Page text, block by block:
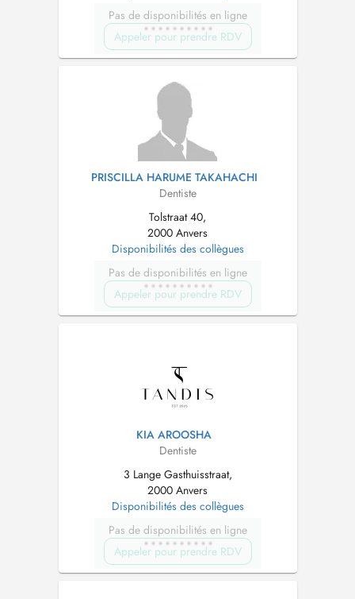
Pas de disponibilités en ligne
Appeler pour prendre RDV
PRISCILLA HARUME TAKAHACHI
Dentiste
Tolstraat 40,
2000 Anvers
Disponibilités des collègues
Pas de disponibilités en ligne
Appeler pour prendre RDV
KIA AROOSHA
Dentiste
3 Lange Gasthuisstraat,
2000 Anvers
Disponibilités des collègues
Pas de disponibilités en ligne
Appeler pour prendre RDV